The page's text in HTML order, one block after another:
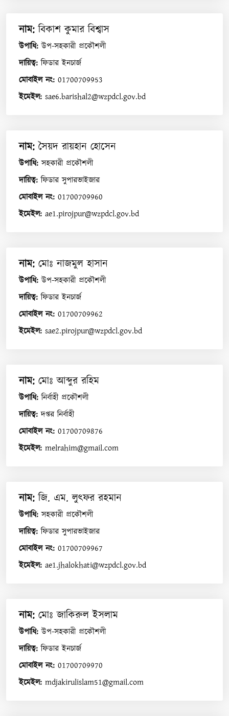
নাম:বিকাশ কুমার বিশ্বাস
উপাধি:উপ-সহকারী প্রকৌশলী
দায়িত্ব:ফিডার ইনচার্জ
মোবাইল নং: 01700709953
ইমেইল: sae6.barishal2@wzpdcl.gov.bd
নাম: সৈয়দ রায়হান হোসেন
উপাধি:সহকারী প্রকৌশলী
দায়িত্ব:ফিডার সুপারভাইজার
মোবাইল নং: 01700709960
ইমেইল: ae1.pirojpur@wzpdcl.gov.bd
নাম: মোঃ নাজমুল হাসান
উপাধি:উপ-সহকারী প্রকৌশলী
দায়িত্ব:ফিডার ইনচার্জ
মোবাইল নং: 01700709962
ইমেইল: sae2.pirojpur@wzpdcl.gov.bd
নাম: মোঃ আব্দুর রহিম
উপাধি:নির্বাহী প্রকৌশলী
দায়িত্ব:দপ্তর নির্বাহী
মোবাইল নং: 01700709876
ইমেইল: melrahim@gmail.com
নাম:জি. এম. লুৎফর রহমান
উপাধি:সহকারী প্রকৌশলী
দায়িত্ব:ফিডার সুপারভাইজার
মোবাইল নং: 01700709967
ইমেইল: ae1.jhalokhati@wzpdcl.gov.bd
নাম: মোঃ জাকিরুল ইসলাম
উপাধি:উপ-সহকারী প্রকৌশলী
দায়িত্ব:ফিডার ইনচার্জ
মোবাইল নং: 01700709970
ইমেইল: mdjakirulislam51@gmail.com